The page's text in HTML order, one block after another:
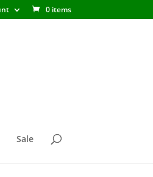
0 items
Sale